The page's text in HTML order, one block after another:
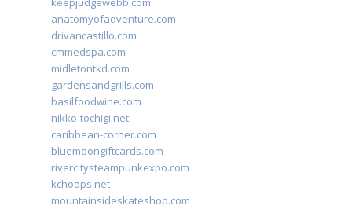
anatomyofadventure.com
drivancastillo.com
cmmedspa.com
midletontkd.com
gardensandgrills.com
basilfoodwine.com
nikko-tochigi.net
caribbean-corner.com
bluemoongiftcards.com
rivercitysteampunkexpo.com
kchoops.net
mountainsideskateshop.com